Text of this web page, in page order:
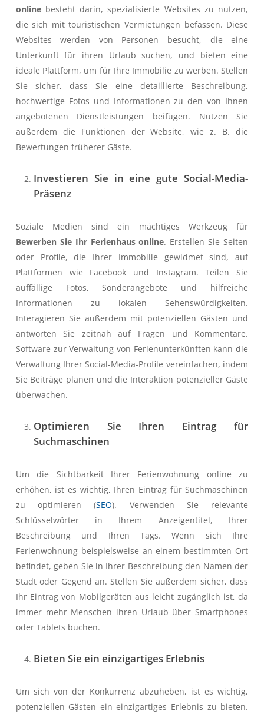
onlinebesteht darin, spezialisierte Websites zu nutzen,
die sich mit touristischen Vermietungen befassen. Diese
Websites werden von Personen besucht, die eine
Unterkunft für ihren Urlaub suchen, und bieten eine
ideale Plattform, um für Ihre Immobilie zu werben. Stellen
Sie sicher, dass Sie eine detaillierte Beschreibung,
hochwertige Fotos und Informationen zu den von Ihnen
angebotenen Dienstleistungen beifügen. Nutzen Sie
außerdem die Funktionen der Website, wie z. B. die
Bewertungen früherer Gäste.
Investieren Sie in eine gute Social-Media-
Präsenz
Soziale Medien sind ein mächtiges Werkzeug für
Bewerben Sie Ihr Ferienhaus online. Erstellen Sie Seiten
oder Profile, die Ihrer Immobilie gewidmet sind, auf
Plattformen wie Facebook und Instagram. Teilen Sie
auffällige Fotos, Sonderangebote und hilfreiche
Informationen zu lokalen Sehenswürdigkeiten.
Interagieren Sie außerdem mit potenziellen Gästen und
antworten Sie zeitnah auf Fragen und Kommentare.
Software zur Verwaltung von Ferienunterkünften kann die
Verwaltung Ihrer Social-Media-Profile vereinfachen, indem
Sie Beiträge planen und die Interaktion potenzieller Gäste
überwachen.
Optimieren Sie Ihren Eintrag für
Suchmaschinen
Um die Sichtbarkeit Ihrer Ferienwohnung online zu
erhöhen, ist es wichtig, Ihren Eintrag für Suchmaschinen
zu optimieren (SEO). Verwenden Sie relevante
Schlüsselwörter in Ihrem Anzeigentitel, Ihrer
Beschreibung und Ihren Tags. Wenn sich Ihre
Ferienwohnung beispielsweise an einem bestimmten Ort
befindet, geben Sie in Ihrer Beschreibung den Namen der
Stadt oder Gegend an. Stellen Sie außerdem sicher, dass
Ihr Eintrag von Mobilgeräten aus leicht zugänglich ist, da
immer mehr Menschen ihren Urlaub über Smartphones
oder Tablets buchen.
Bieten Sie ein einzigartiges Erlebnis
Um sich von der Konkurrenz abzuheben, ist es wichtig,
potenziellen Gästen ein einzigartiges Erlebnis zu bieten.